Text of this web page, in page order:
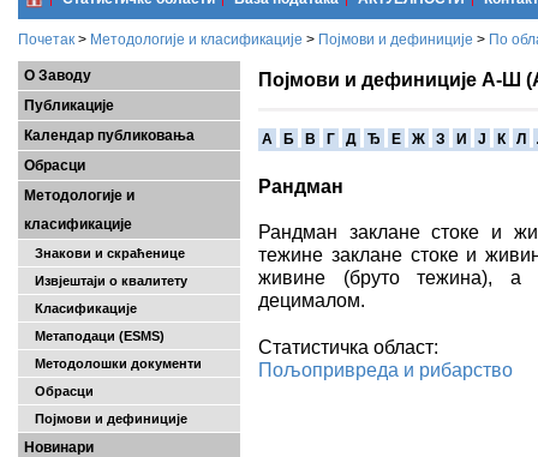
Почетак > Методологије и класификације > Појмови и дефиниције > По
О Заводу
Публикације
Календар публиковања
Обрасци
Методологије и
класификације
Знакови и скраћенице
Извјештаји о квалитету
Класификације
Метаподаци (ESMS)
Методолошки документи
Обрасци
Појмови и дефиниције
Новинари
Појмови и дефиниције А-Ш
A Б В Г Д Ђ Е Ж З И Ј К Л
Рандман
Рандман заклане стоке и
тежине заклане стоке и
живине (бруто тежина), а
децималом.
Статистичка област:
Пољопривреда и рибарство